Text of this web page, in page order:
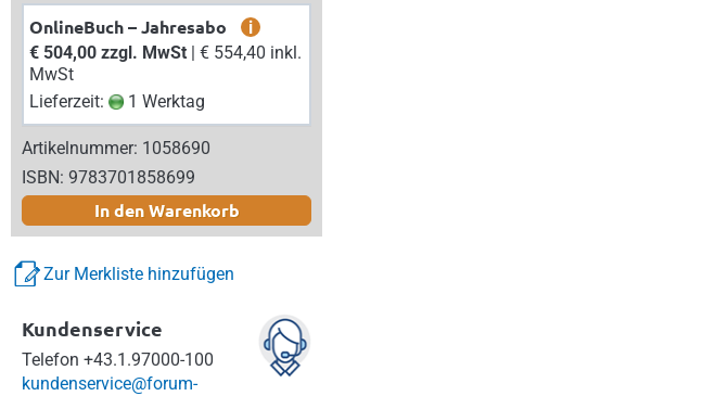
OnlineBuch – Jahresabo
i
€ 504,00 zzgl. MwSt | € 554,40 inkl.
MwSt
Lieferzeit:
1 Werktag
Artikelnummer: 1058690
ISBN: 9783701858699
In den Warenkorb
Zur Merkliste hinzufügen
Kundenservice
Telefon +43.1.97000-100
kundenservice@forum-